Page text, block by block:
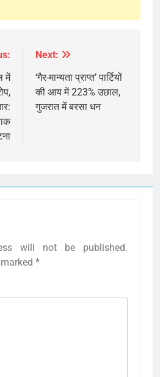
में
Next:
‘गैर-मान्यता प्राप्त’ पार्टियों
की आय में 223% उछाल,
गुजरात में बरसा धन
will not be published.
*